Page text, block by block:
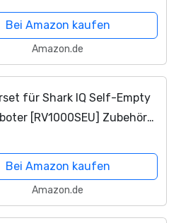
Bei Amazon kaufen
Amazon.de
für Shark IQ Self-Empty
[RV1000SEU] Zubehör
X2 schwarz
X4 Hauptbürste X1
Bei Amazon kaufen
Amazon.de